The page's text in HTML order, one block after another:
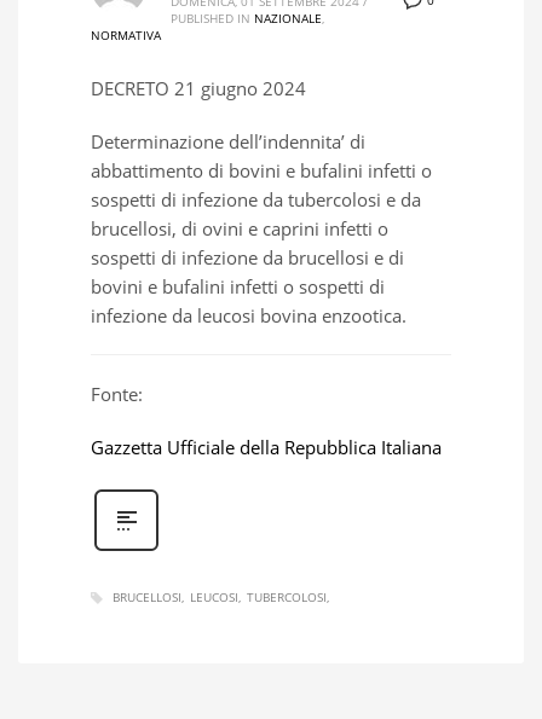
PUBLISHED IN NAZIONALE,
NORMATIVA
DECRETO 21 giugno 2024
Determinazione dell’indennita’ di
abbattimento di bovini e bufalini infetti o
sospetti di infezione da tubercolosi e da
brucellosi, di ovini e caprini infetti o
sospetti di infezione da brucellosi e di
bovini e bufalini infetti o sospetti di
infezione da leucosi bovina enzootica.
Fonte:
Gazzetta Ufficiale della Repubblica Italiana
BRUCELLOSI LEUCOSI TUBERCOLOSI